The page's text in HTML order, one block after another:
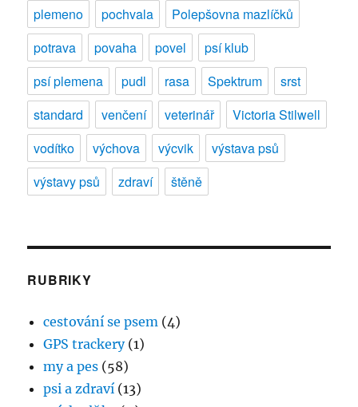
plemeno
pochvala
Polepšovna mazlíčků
potrava
povaha povel
psí klub
psí plemena
pudl rasa Spektrum
srst
standard
venčení veterinář
Victoria Stilwell
vodítko
výchova výcvik
výstava psů
výstavy psů
zdraví štěně
RUBRIKY
cestování se psem (4)
GPS trackery(1)
my a pes (58)
psi a zdraví (13)